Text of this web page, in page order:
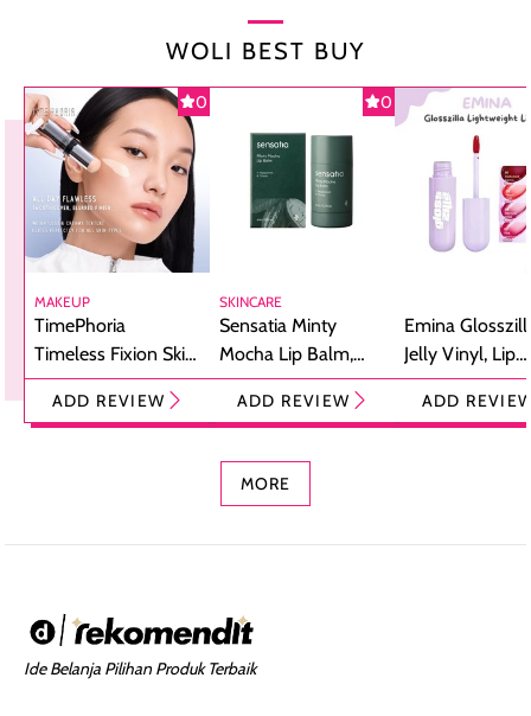
WOLI BEST BUY
0
MAKEUP
TimePhoria
Timeless Fixion Skin
Tint Stick,
Foundation dan
ADD REVIEW
0
SKINCARE
Sensatia Minty
Mocha Lip Balm,
Pelembap Bibir
dengan Aroma
ADD REVIEW
Emina
Jelly Vinyl, Lip
Cream Glossy
Ringan
ADD
MORE
Ide Belanja Pilihan Produk Terbaik